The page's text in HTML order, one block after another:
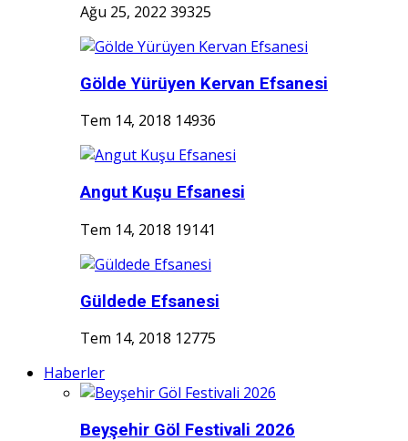
Ağu 25, 2022 39325
Gölde Yürüyen Kervan Efsanesi
Tem 14, 2018 14936
Angut Kuşu Efsanesi
Tem 14, 2018 19141
Güldede Efsanesi
Tem 14, 2018 12775
Haberler
Beyşehir Göl Festivali 2026